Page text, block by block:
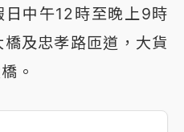
中午12時至晚上9時
及忠孝路匝道，大貨
。